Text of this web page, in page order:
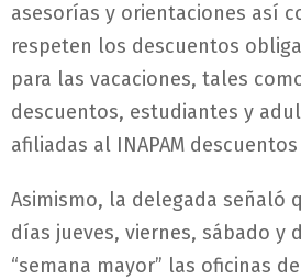
asesorías y orientaciones así
respeten los descuentos
para las vacaciones, tales
descuentos, estudiantes y
afiliadas al INAPAM
Asimismo, la delegada señaló
días jueves, viernes, sábado y
“semana mayor” las oficinas de